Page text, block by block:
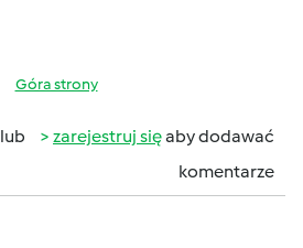
Góra strony
lub zarejestruj sięaby dodawać
komentarze